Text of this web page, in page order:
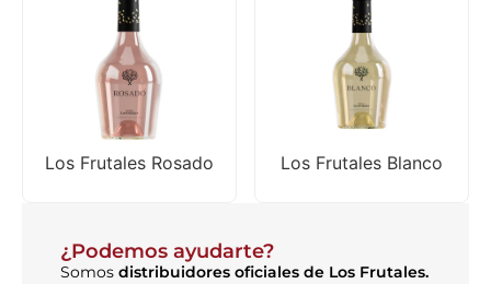
Los Frutales Rosado Los Frutales Blanco
¿Podemos ayudarte?
Somos distribuidores oficiales de Los Frutales.